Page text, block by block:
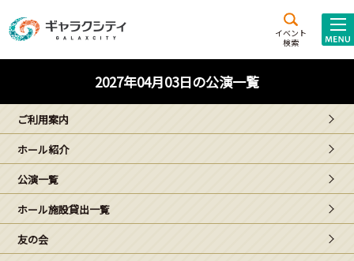
イベント
検索
施設案内
西新井
文化ホール
ギャラクシティとは
こどもみーてぃんぐ
Gがくえん
2027年04月03日の公演一覧
ご利用案内
ホール紹介
公演一覧
ホール施設貸出一覧
友の会